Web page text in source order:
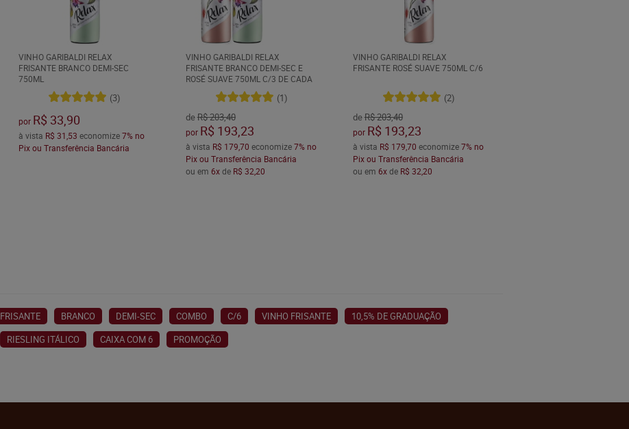
VINHO GARIBALDI RELAX
FRISANTE BRANCO DEMI-SEC
750ML
(3)
por R$ 33,90
à vista R$ 31,53 economize7% no
Pix ou Transferência Bancária
VINHO GARIBALDI RELAX
FRISANTE BRANCO DEMI-SEC E
ROSÉ SUAVE 750ML C/3 DE CADA
(1)
deR$ 203,40
por R$ 193,23
à vista R$ 179,70 economize7% no
Pix ou Transferência Bancária
ou em 6xde R$ 32,20
VINHO GARIBALDI RELAX
FRISANTE ROSÉ SUAVE 750ML C/6
(2)
deR$ 203,40
por R$ 193,23
à vista R$ 179,70 economize7% no
Pix ou Transferência Bancária
ou em 6xde R$ 32,20
FRISANTE BRANCO DEMI-SEC COMBO C/6 VINHO FRISANTE
10,5% DE GRADUAÇÃO
RIESLING ITÁLICO CAIXA COM 6 PROMOÇÃO